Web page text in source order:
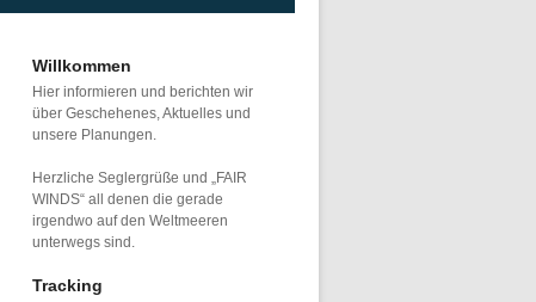
Willkommen
Hier informieren und berichten wir
über Geschehenes, Aktuelles und
unsere Planungen.
Herzliche Seglergrüße und „FAIR
WINDS“ all denen die gerade
irgendwo auf den Weltmeeren
unterwegs sind.
Tracking